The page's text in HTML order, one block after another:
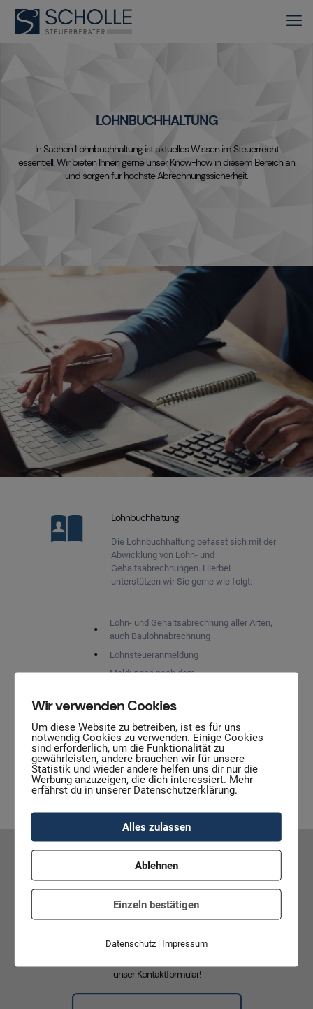
LOHNBUCHHALTUNG
In Sachen Lohnbuchhaltung ist aktuelles Wissen im Steuerrecht
essentiell. Wir bieten Ihnen gerne unser Know-how in diesem Bereich an
und sorgen für höchste Abrechnungssicherheit.
Lohnbuchhaltung
Die Lohnbuchhaltung befasst sich mit der
Abwicklung von Lohn- und
Gehaltsabrechnungen. Hierbei
unterstützen wir Sie gerne wie folgt:
Lohn- und Gehaltsabrechnung aller Arten,
auch Baulohnabrechnung
Lohnsteueranmeldung
Meldungen nach dem
Berufsgenossenschaftsmeldungen
Begleitung von
Lohnsteueraußenprüfungen
Begleitung von
Sozialversicherungsprüfungen
Sie haben Fragen zu unseren
unser Kontaktformular!
Wir verwenden Cookies
Um diese Website zu betreiben, ist es für uns
notwendig Cookies zu verwenden. Einige Cookies
sind erforderlich, um die Funktionalität zu
gewährleisten, andere brauchen wir für unsere
Statistik und wieder andere helfen uns dir nur die
Werbung anzuzeigen, die dich interessiert. Mehr
erfährst du in unserer Datenschutzerklärung.
Alles zulassen
Ablehnen
Einzeln bestätigen
Datenschutz| Impressum